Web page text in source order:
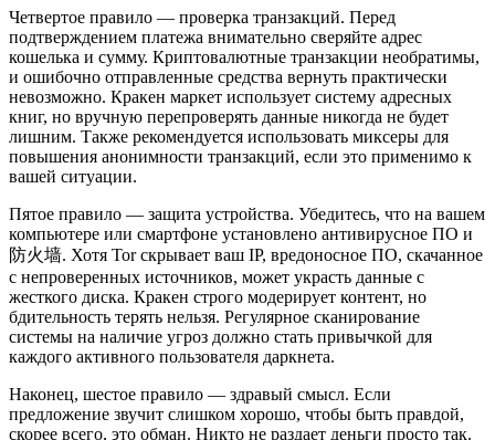
Четвертое правило — проверка транзакций. Перед
подтверждением платежа внимательно сверяйте адрес
кошелька и сумму. Криптовалютные транзакции необратимы,
и ошибочно отправленные средства вернуть практически
невозможно. Кракен маркет использует систему адресных
книг, но вручную перепроверять данные никогда не будет
лишним. Также рекомендуется использовать миксеры для
повышения анонимности транзакций, если это применимо к
вашей ситуации.
Пятое правило — защита устройства. Убедитесь, что на вашем
компьютере или смартфоне установлено антивирусное ПО и
防火墙. Хотя Tor скрывает ваш IP, вредоносное ПО, скачанное
с непроверенных источников, может украсть данные с
жесткого диска. Кракен строго модерирует контент, но
бдительность терять нельзя. Регулярное сканирование
системы на наличие угроз должно стать привычкой для
каждого активного пользователя даркнета.
Наконец, шестое правило — здравый смысл. Если
предложение звучит слишком хорошо, чтобы быть правдой,
скорее всего, это обман. Никто не раздает деньги просто так.